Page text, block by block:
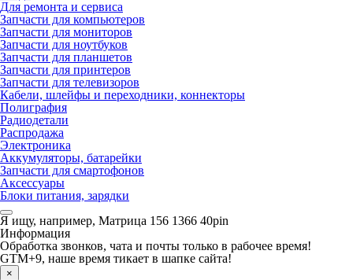
Для ремонта и сервиса
Запчасти для компьютеров
Запчасти для мониторов
Запчасти для ноутбуков
Запчасти для планшетов
Запчасти для принтеров
Запчасти для телевизоров
Кабели, шлейфы и переходники, коннекторы
Полиграфия
Радиодетали
Распродажа
Электроника
Аккумуляторы, батарейки
Запчасти для смартофонов
Аксессуары
Блоки питания, зарядки
Я ищу, например, Матрица 156 1366 40pin
Информация
Обработка звонков, чата и почты только в рабочее время!
GTM+9, наше время тикает в шапке сайта!
×